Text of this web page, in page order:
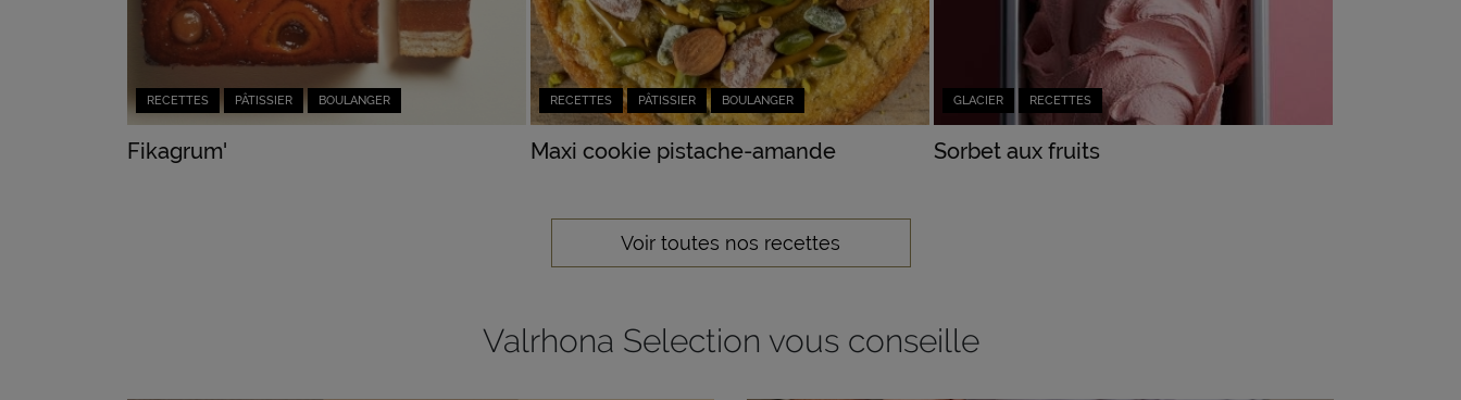
RECETTES PÂTISSIER BOULANGER
Fikagrum'
RECETTES PÂTISSIER BOULANGER
Maxi cookie pistache-amande
GLACIER RECETTES
Sorbet aux fruits
Voir toutes nos recettes
Valrhona Selection vous conseille